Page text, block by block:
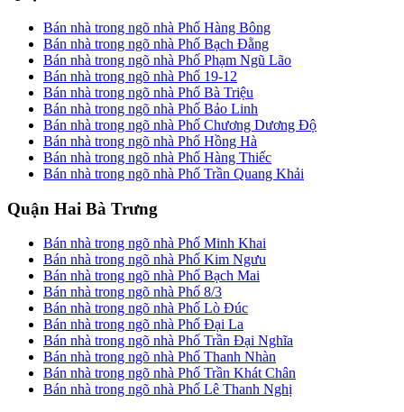
Bán nhà trong ngõ nhà Phố Hàng Bông
Bán nhà trong ngõ nhà Phố Bạch Đằng
Bán nhà trong ngõ nhà Phố Phạm Ngũ Lão
Bán nhà trong ngõ nhà Phố 19-12
Bán nhà trong ngõ nhà Phố Bà Triệu
Bán nhà trong ngõ nhà Phố Bảo Linh
Bán nhà trong ngõ nhà Phố Chương Dương Độ
Bán nhà trong ngõ nhà Phố Hồng Hà
Bán nhà trong ngõ nhà Phố Hàng Thiếc
Bán nhà trong ngõ nhà Phố Trần Quang Khải
Quận Hai Bà Trưng
Bán nhà trong ngõ nhà Phố Minh Khai
Bán nhà trong ngõ nhà Phố Kim Ngưu
Bán nhà trong ngõ nhà Phố Bạch Mai
Bán nhà trong ngõ nhà Phố 8/3
Bán nhà trong ngõ nhà Phố Lò Đúc
Bán nhà trong ngõ nhà Phố Đại La
Bán nhà trong ngõ nhà Phố Trần Đại Nghĩa
Bán nhà trong ngõ nhà Phố Thanh Nhàn
Bán nhà trong ngõ nhà Phố Trần Khát Chân
Bán nhà trong ngõ nhà Phố Lê Thanh Nghị